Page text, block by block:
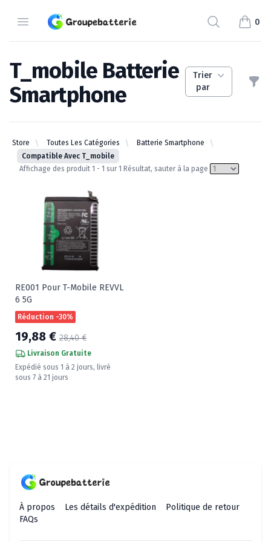
Open MenuGroupebatterie.com Search 0
items
T_mobile Batterie
Smartphone
Trier
par
t_mobile batterie smartphone
Store Toutes Les Catégories
Batterie Smartphone
Compatible Avec T_mobile
Affichage des produit 1 - 1 sur 1 Résultat, sauter à la page
RE001 Pour T-Mobile REVVL
6 5G
Réduction -30%
19,88 € 28,40 €
Livraison Gratuite
Expédié sous 1 à 2 jours, livré
sous 7 à 21 jours
À propos Les détails d'expédition
Politique de retour
FAQs